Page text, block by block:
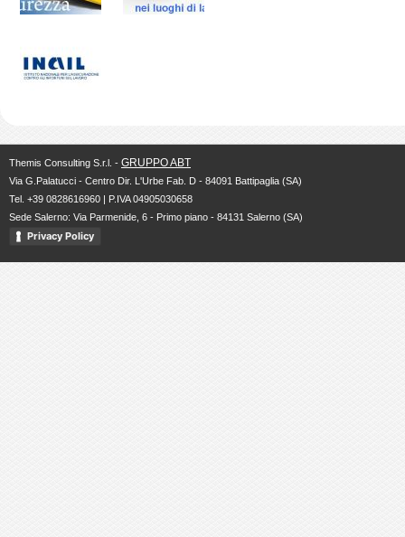
Themis Consulting S.r.l. - GRUPPO ABT
Via G.Palatucci - Centro Dir. L'Urbe Fab. D - 84091 Battipaglia (SA)
Tel. +39 0828616960 | P.IVA 04905030658
Sede Salerno: Via Parmenide, 6 - Primo piano - 84131 Salerno (SA)
Privacy Policy